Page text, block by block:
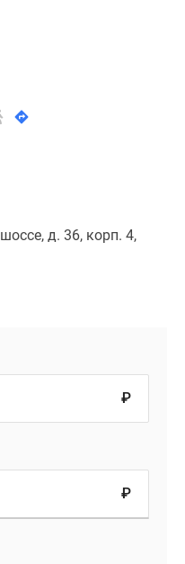
д. 36, корп. 4,
₽
₽